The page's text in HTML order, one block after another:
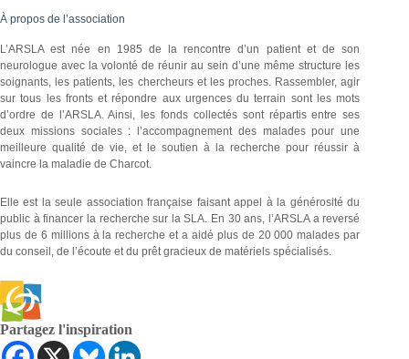
À propos de l’association
L’ARSLA est née en 1985 de la rencontre d’un patient et de son
neurologue avec la volonté de réunir au sein d’une même structure les
soignants, les patients, les chercheurs et les proches. Rassembler, agir
sur tous les fronts et répondre aux urgences du terrain sont les mots
d’ordre de l’ARSLA. Ainsi, les fonds collectés sont répartis entre ses
deux missions sociales : l’accompagnement des malades pour une
meilleure qualité de vie, et le soutien à la recherche pour réussir à
vaincre la maladie de Charcot.
Elle est la seule association française faisant appel à la générosité du
public à financer la recherche sur la SLA. En 30 ans, l’ARSLA a reversé
plus de 6 millions à la recherche et a aidé plus de 20 000 malades par
du conseil, de l’écoute et du prêt gracieux de matériels spécialisés.
Partagez l'inspiration